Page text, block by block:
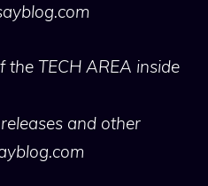
the TECH AREA inside
and other